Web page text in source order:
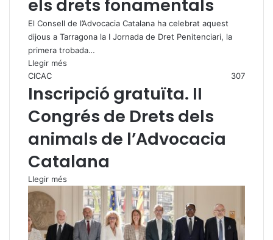
els drets fonamentals
El Consell de l’Advocacia Catalana ha celebrat aquest
dijous a Tarragona la I Jornada de Dret Penitenciari, la
primera trobada…
Llegir més
CICAC
307
Inscripció gratuïta. II
Congrés de Drets dels
animals de l’Advocacia
Catalana
Llegir més